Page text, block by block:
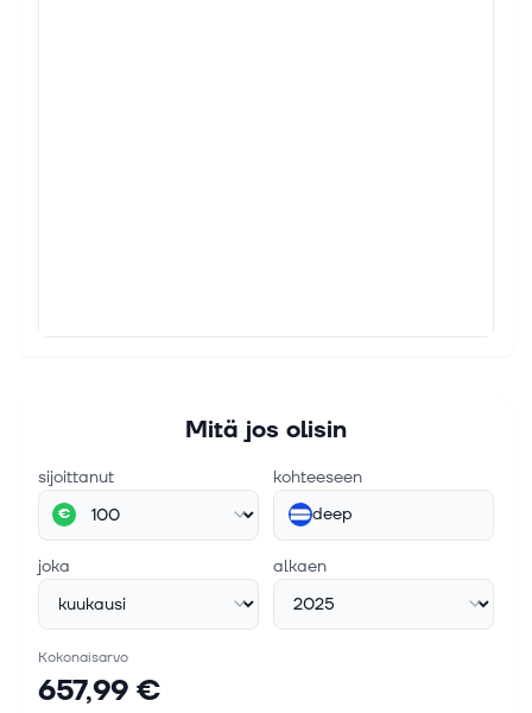
Mitä jos olisin
sijoittanut
€
kohteeseen
deep
joka alkaen
Kokonaisarvo
657,99 €